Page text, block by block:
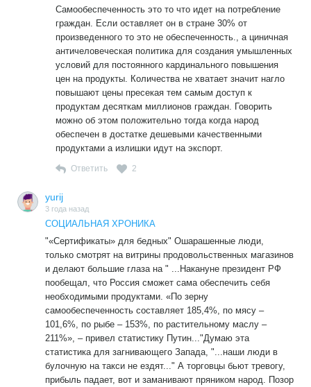
Самообеспеченность это то что идет на потребление
граждан. Если оставляет он в стране 30% от
произведенного то это не обеспеченность., а циничная
античеловеческая политика для создания умышленных
условий для постоянного кардинального повышения
цен на продукты. Количества не хватает значит нагло
повышают цены пресекая тем самым доступ к
продуктам десяткам миллионов граждан. Говорить
можно об этом положительно тогда когда народ
обеспечен в достатке дешевыми качественными
продуктами а излишки идут на экспорт.
Ответить 2
yurij
3 года назад
СОЦИАЛЬНАЯ ХРОНИКА
"«Сертификаты» для бедных" Ошарашенные люди,
только смотрят на витрины продовольственных магазинов
и делают большие глаза на " ...Накануне президент РФ
пообещал, что Россия сможет сама обеспечить себя
необходимыми продуктами. «По зерну
самообеспеченность составляет 185,4%, по мясу –
101,6%, по рыбе – 153%, по растительному маслу –
211%», – привел статистику Путин..."Думаю эта
статистика для загнивающего Запада, "...наши люди в
булочную на такси не ездят..." А торговцы бьют тревогу,
прибыль падает, вот и заманивают пряником народ. Позор